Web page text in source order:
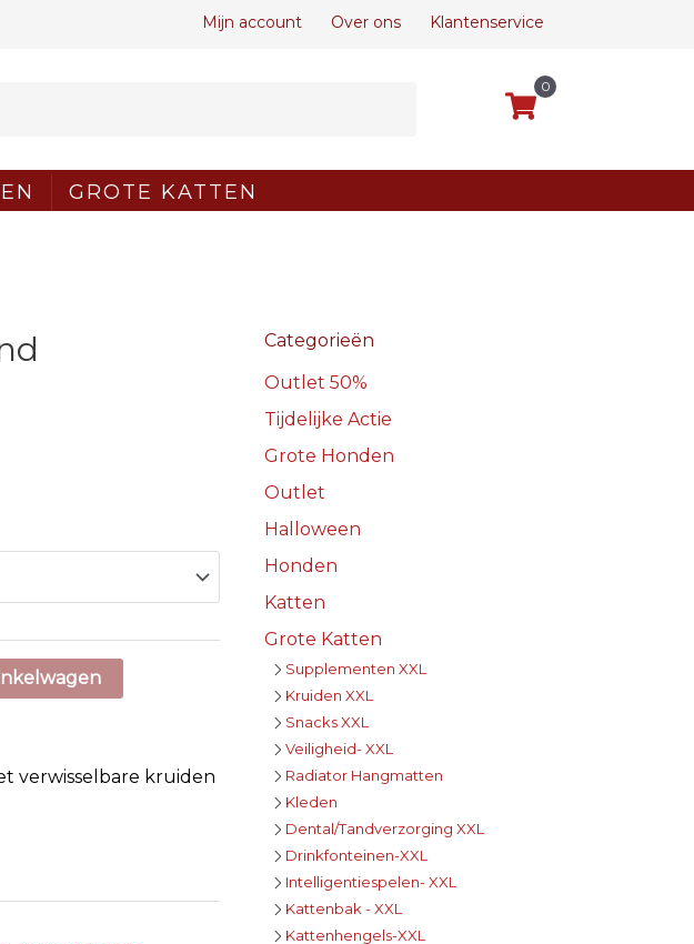
Mijn account Over ons Klantenservice
0
GROTE KATTEN
verwisselbare kruiden
Categorieën
Outlet 50%
Tijdelijke Actie
Grote Honden
Outlet
Halloween
Honden
Katten
Grote Katten
Supplementen XXL
Kruiden XXL
Snacks XXL
Veiligheid- XXL
Radiator Hangmatten
Kleden
Dental/Tandverzorging XXL
Drinkfonteinen-XXL
Intelligentiespelen- XXL
Kattenbak - XXL
Kattenhengels-XXL